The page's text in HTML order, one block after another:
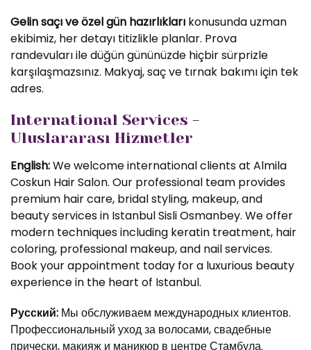
Gelin saçı ve özel gün hazırlıkları konusunda uzman
ekibimiz, her detayı titizlikle planlar. Prova
randevuları ile düğün gününüzde hiçbir sürprizle
karşılaşmazsınız. Makyaj, saç ve tırnak bakımı için tek
adres.
International Services -
Uluslararası Hizmetler
English:We welcome international clients at Almila
Coskun Hair Salon. Our professional team provides
premium hair care, bridal styling, makeup, and
beauty services in Istanbul Sisli Osmanbey. We offer
modern techniques including keratin treatment, hair
coloring, professional makeup, and nail services.
Book your appointment today for a luxurious beauty
experience in the heart of Istanbul.
Русский: Мы обслуживаем международных клиентов.
Профессиональный уход за волосами, свадебные
прически, макияж и маникюр в центре Стамбула.